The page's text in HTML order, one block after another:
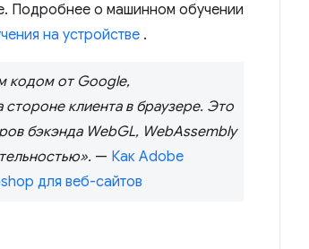
Подробнее о машинном обучении
на устройстве .
кодом от Google,
клиента в браузере. Это
бэкэнда WebGL, WebAssembly
— Как Adobe
для веб-сайтов